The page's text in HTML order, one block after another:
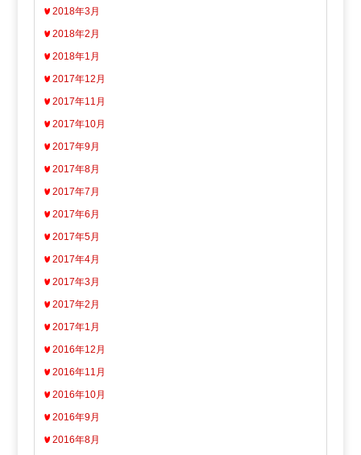
2018年3月
2018年2月
2018年1月
2017年12月
2017年11月
2017年10月
2017年9月
2017年8月
2017年7月
2017年6月
2017年5月
2017年4月
2017年3月
2017年2月
2017年1月
2016年12月
2016年11月
2016年10月
2016年9月
2016年8月